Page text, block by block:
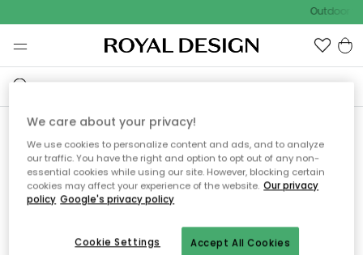
Outdoor
Ooops, die Seite wurde nicht
gefunden.
Sie können auf unserer Startseiteweiter navigieren.
We care about your privacy!
We use cookies to personalize content and ads, and to analyze
our traffic. You have the right and option to opt out of any non-
essential cookies while using our site. However, blocking certain
cookies may affect your experience of the website. Our privacy
policy Google's privacy policy
Accept All Cookies
Cookie Settings